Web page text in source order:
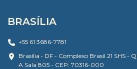
BRASÍLIA
+55 61 3686-7781
Brasília • DF - Complexo Brasil 21 SHS -
A Sala 805 - CEP: 70316-000